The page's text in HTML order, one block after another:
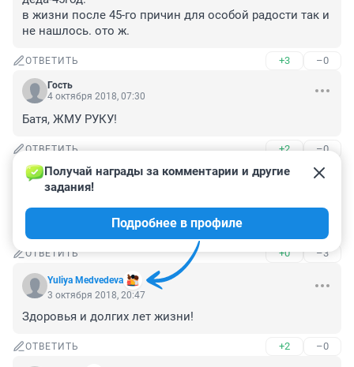
в жизни после 45-го причин для особой радости так и
не нашлось. ото ж.
ОТВЕТИТЬ +3 –0
Гость
4 октября 2018, 07:30
Батя, ЖМУ РУКУ!
ОТВЕТИТЬ +2 –0
Гость
3 октября 2018, 20:56
ДЕДа старый.. Прыгал с парашютом?. Да!. Так тогда
стране было надо. )))
ОТВЕТИТЬ +0 –3
Yuliya Medvedeva
Получай награды за комментарии и другие
задания!
Подробнее в профиле
3 октября 2018, 20:47
Здоровья и долгих лет жизни!
ОТВЕТИТЬ +2 –0